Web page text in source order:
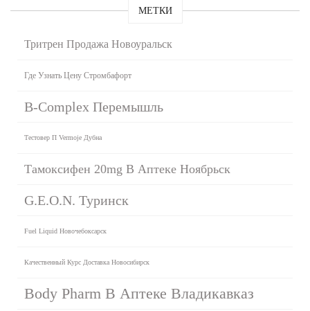
МЕТКИ
Тритрен Продажа Новоуральск
Где Узнать Цену Стромбафорт
B-Complex Перемышль
Тестовер П Vermoje Дубна
Тамоксифен 20mg В Аптеке Ноябрьск
G.E.O.N. Туринск
Fuel Liquid Новочебоксарск
Качественный Курс Доставка Новосибирск
Body Pharm В Аптеке Владикавказ